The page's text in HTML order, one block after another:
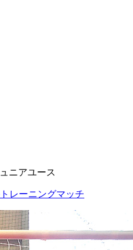
ニアユース
レーニングマッチ